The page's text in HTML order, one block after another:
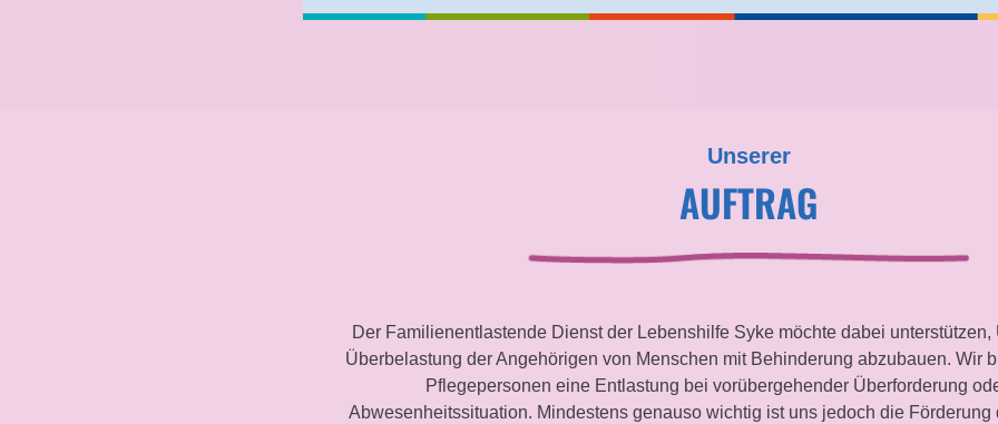
Unserer
AUFTRAG
Der Familienentlastende Dienst der Lebenshilfe Syke möchte dabei unterstützen,
Überbelastung der Angehörigen von Menschen mit Behinderung abzubauen. Wir
Pflegepersonen eine Entlastung bei vorübergehender Überforderung
Abwesenheitssituation. Mindestens genauso wichtig ist uns jedoch die Förderung